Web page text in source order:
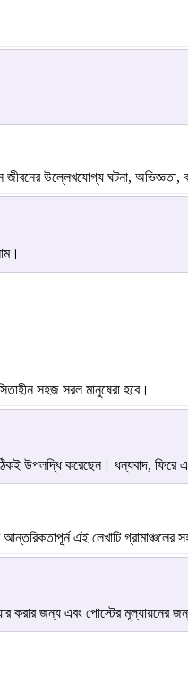
উল্লেখযোগ্য ঘটনা, অভিজ্ঞতা,
সহজ সরল মানুষেরা হবে।
উপলদ্ধি করেছেন। ধন্যবাদ, ফিরে
এই লেখাটি গ্রামাঞ্চলের
করার জন্য এবং পোস্টের মূল্যায়নের